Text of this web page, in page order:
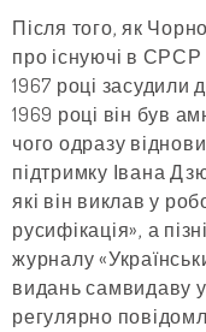
Після того, як
про існуючі в СРСР
1967 році засудили
1969 році він був
чого одразу
підтримку Івана
які він виклав у
русифікація», а
журналу
видань самвидаву у
регулярно